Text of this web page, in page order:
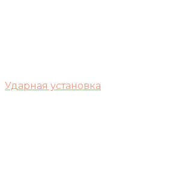
Ударная установка